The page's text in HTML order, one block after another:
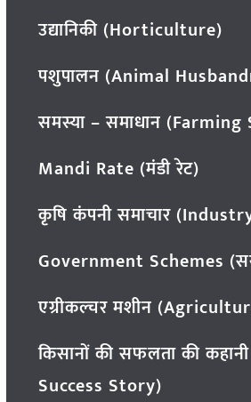
उद्यानिकी (Horticulture)
पशुपालन (Animal
समस्या – समाधान
Mandi Rate (मंडी रेट)
कृषि कंपनी समाचार
Government Schemes
एग्रीकल्चर मशीन
किसानों की सफलता की
Success Story)